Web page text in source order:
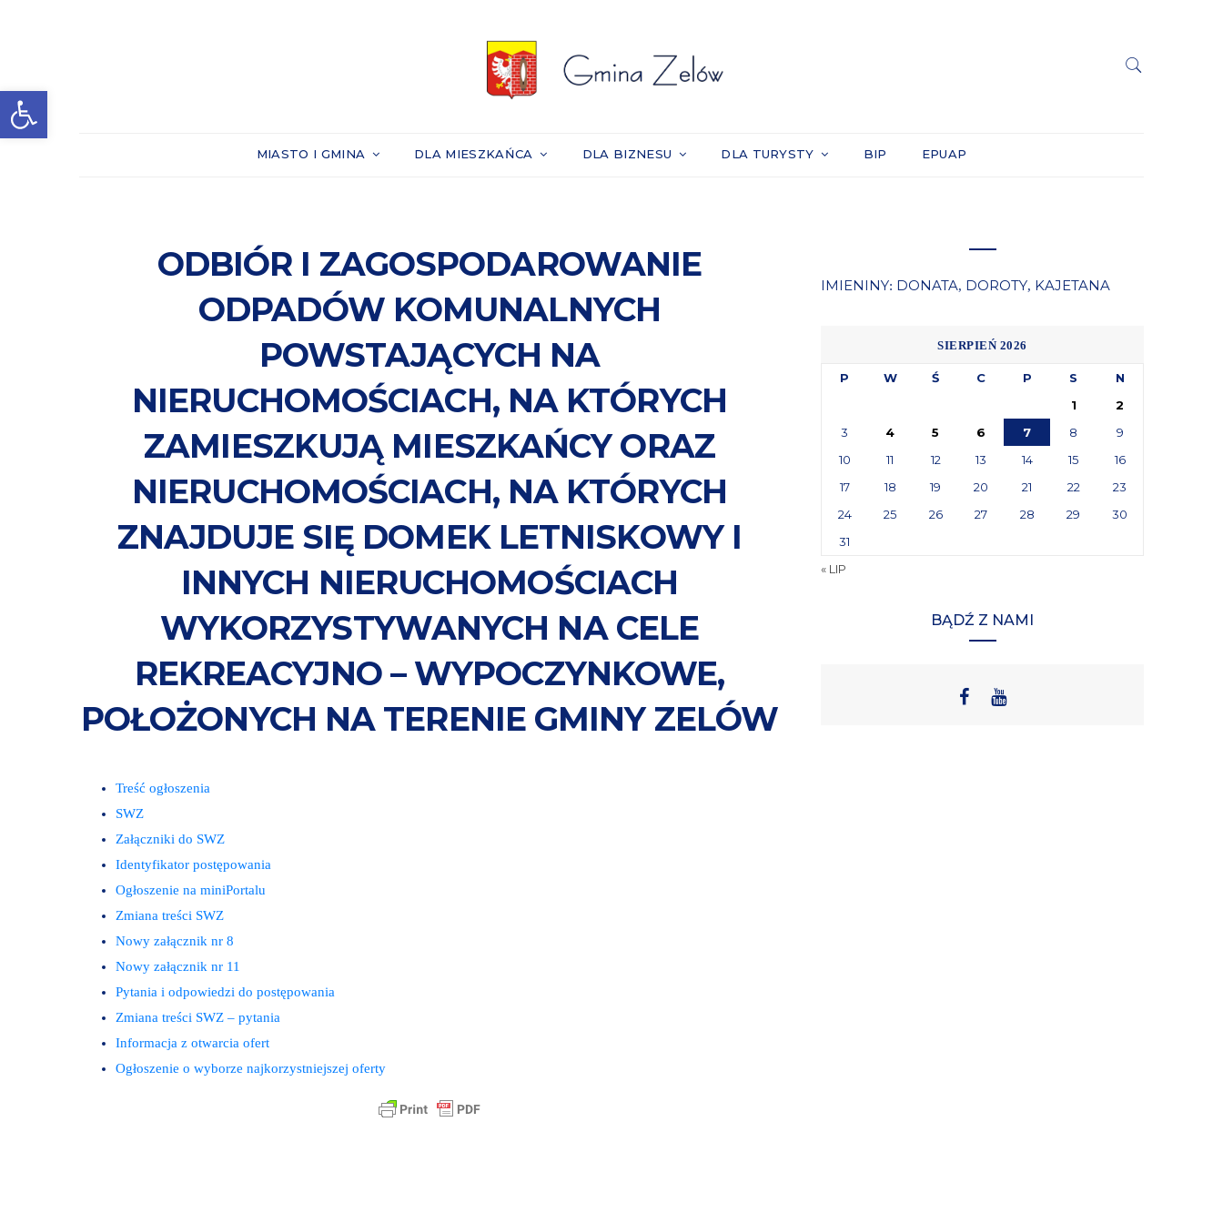
Otwórz pasek narzędzi
MIASTO I GMINA DLA MIESZKAŃCA DLA BIZNESU DLA TURYSTY BIP EPUAP
ODBIÓR I ZAGOSPODAROWANIE
ODPADÓW KOMUNALNYCH
POWSTAJĄCYCH NA
NIERUCHOMOŚCIACH, NA KTÓRYCH
ZAMIESZKUJĄ MIESZKAŃCY ORAZ
NIERUCHOMOŚCIACH, NA KTÓRYCH
ZNAJDUJE SIĘ DOMEK LETNISKOWY I
INNYCH NIERUCHOMOŚCIACH
WYKORZYSTYWANYCH NA CELE
REKREACYJNO – WYPOCZYNKOWE,
POŁOŻONYCH NA TERENIE GMINY ZELÓW
Treść ogłoszenia
SWZ
Załączniki do SWZ
Identyfikator postępowania
Ogłoszenie na miniPortalu
Zmiana treści SWZ
Nowy załącznik nr 8
Nowy załącznik nr 11
Pytania i odpowiedzi do postępowania
Zmiana treści SWZ – pytania
Informacja z otwarcia ofert
Ogłoszenie o wyborze najkorzystniejszej oferty
IMIENINY: DONATA, DOROTY, KAJETANA
SIERPIEŃ 2026
P W Ś C P S
N
1
2
3
4 5 6 7 8
9
10
11 12 13 14 15
16
17
18 19 20 21 22
23
24
25 26 27 28 29
30
31
« LIP
BĄDŹ Z NAMI